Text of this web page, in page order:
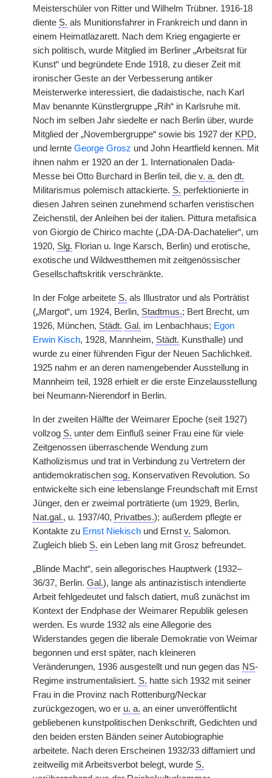
Meisterschüler von Ritter und Wilhelm Trübner. 1916-18
diente S. als Munitionsfahrer in Frankreich und dann in
einem Heimatlazarett. Nach dem Krieg engagierte er
sich politisch, wurde Mitglied im Berliner „Arbeitsrat für
Kunst“ und begründete Ende 1918, zu dieser Zeit mit
ironischer Geste an der Verbesserung antiker
Meisterwerke interessiert, die dadaistische, nach Karl
Mav benannte Künstlergruppe „Rih“ in Karlsruhe mit.
Noch im selben Jahr siedelte er nach Berlin über, wurde
Mitglied der „Novembergruppe“ sowie bis 1927 der KPD,
und lernte George Grosz und John Heartfield kennen. Mit
ihnen nahm er 1920 an der 1. Internationalen Dada-
Messe bei Otto Burchard in Berlin teil, die v. a. den dt.
Militarismus polemisch attackierte. S. perfektionierte in
diesen Jahren seinen zunehmend scharfen veristischen
Zeichenstil, der Anleihen bei der italien. Pittura metafisica
von Giorgio de Chirico machte („DA-DA-Dachatelier“, um
1920, Slg. Florian u. Inge Karsch, Berlin) und erotische,
exotische und Wildwestthemen mit zeitgenössischer
Gesellschaftskritik verschränkte.
In der Folge arbeitete S. als Illustrator und als Porträtist
(„Margot“, um 1924, Berlin, Stadtmus.; Bert Brecht, um
1926, München, Städt. Gal. im Lenbachhaus; Egon
Erwin Kisch, 1928, Mannheim, Städt. Kunsthalle) und
wurde zu einer führenden Figur der Neuen Sachlichkeit.
1925 nahm er an deren namengebender Ausstellung in
Mannheim teil, 1928 erhielt er die erste Einzelausstellung
bei Neumann-Nierendorf in Berlin.
In der zweiten Hälfte der Weimarer Epoche (seit 1927)
vollzog S. unter dem Einfluß seiner Frau eine für viele
Zeitgenossen überraschende Wendung zum
Katholizismus und trat in Verbindung zu Vertretern der
antidemokratischen sog. Konservativen Revolution. So
entwickelte sich eine lebenslange Freundschaft mit Ernst
Jünger, den er zweimal porträtierte (um 1929, Berlin,
Nat.gal., u. 1937/40, Privatbes.); außerdem pflegte er
Kontakte zu Ernst Niekisch und Ernst v. Salomon.
Zugleich blieb S. ein Leben lang mit Grosz befreundet.
„Blinde Macht“, sein allegorisches Hauptwerk (1932–
36/37, Berlin. Gal.), lange als antinazistisch intendierte
Arbeit fehlgedeutet und falsch datiert, muß zunächst im
Kontext der Endphase der Weimarer Republik gelesen
werden. Es wurde 1932 als eine Allegorie des
Widerstandes gegen die liberale Demokratie von Weimar
begonnen und erst später, nach kleineren
Veränderungen, 1936 ausgestellt und nun gegen das NS-
Regime instrumentalisiert. S. hatte sich 1932 mit seiner
Frau in die Provinz nach Rottenburg/Neckar
zurückgezogen, wo er u. a. an einer unveröffentlicht
gebliebenen kunstpolitischen Denkschrift, Gedichten und
den beiden ersten Bänden seiner Autobiographie
arbeitete. Nach deren Erscheinen 1932/33 diffamiert und
zeitweilig mit Arbeitsverbot belegt, wurde S.